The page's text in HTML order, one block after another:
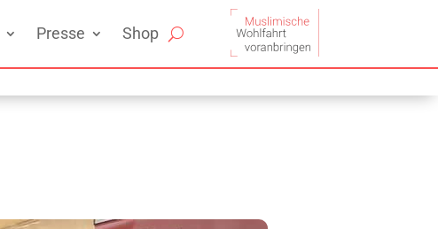
Presse Shop